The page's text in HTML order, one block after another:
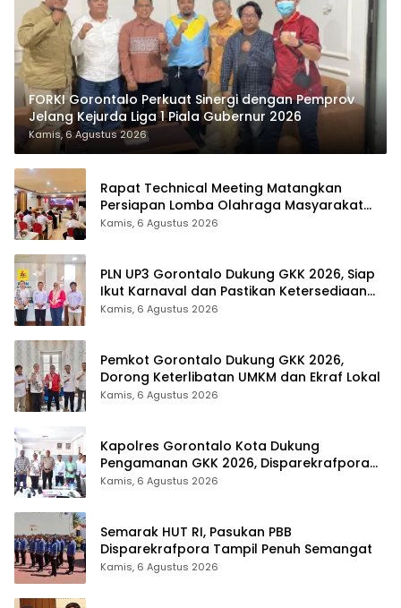
FORKI Gorontalo Perkuat Sinergi dengan Pemprov
Jelang Kejurda Liga 1 Piala Gubernur 2026
Kamis, 6 Agustus 2026
Rapat Technical Meeting Matangkan
Persiapan Lomba Olahraga Masyarakat
Tingkat Provinsi Gorontalo
Kamis, 6 Agustus 2026
PLN UP3 Gorontalo Dukung GKK 2026, Siap
Ikut Karnaval dan Pastikan Ketersediaan
Listrik
Kamis, 6 Agustus 2026
Pemkot Gorontalo Dukung GKK 2026,
Dorong Keterlibatan UMKM dan Ekraf Lokal
Kamis, 6 Agustus 2026
Kapolres Gorontalo Kota Dukung
Pengamanan GKK 2026, Disparekrafpora
Perkuat Sinergi Lintas Sektor
Kamis, 6 Agustus 2026
Semarak HUT RI, Pasukan PBB
Disparekrafpora Tampil Penuh Semangat
Kamis, 6 Agustus 2026